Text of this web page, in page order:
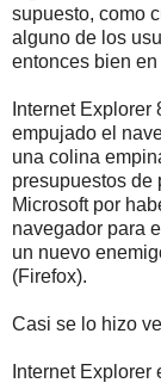
supuesto, como
alguno de los
entonces bien en
Internet
empujado el
una colina
presupuestos de
Microsoft por
navegador para
un nuevo
(Firefox).
Casi se lo hizo
Internet